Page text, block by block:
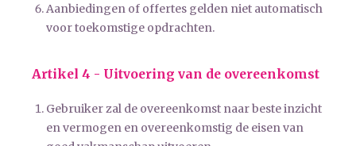
Aanbiedingen of offertes gelden niet automatisch
voor toekomstige opdrachten.
Artikel 4 - Uitvoering van de overeenkomst
Gebruiker zal de overeenkomst naar beste inzicht
en vermogen en overeenkomstig de eisen van